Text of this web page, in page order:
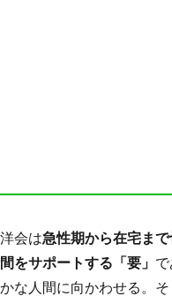
会は急性期から在宅ま
をサポートする「要」
な人間に向かわせる。